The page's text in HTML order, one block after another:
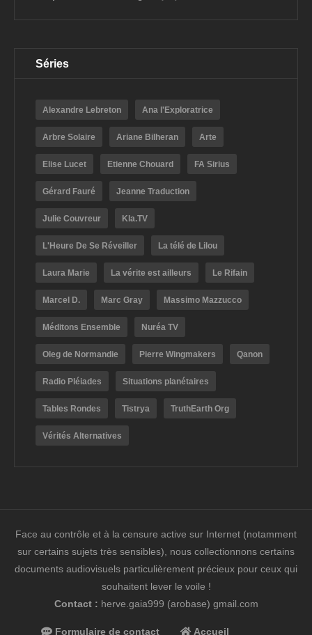
Séries
Alexandre Lebreton Ana l'Exploratrice
Arbre Solaire Ariane Bilheran Arte
Elise Lucet Etienne Chouard FA Sirius
Gérard Fauré Jeanne Traduction
Julie Couvreur Kla.TV
L'Heure De Se Réveiller La télé de Lilou
Laura Marie La vérite est ailleurs Le Rifain
Marcel D. Marc Gray Massimo Mazzucco
Méditons Ensemble Nuréa TV
Oleg de Normandie Pierre Wingmakers Qanon
Radio Pléiades Situations planétaires
Tables Rondes Tistrya TruthEarth Org
Vérités Alternatives
Face au contrôle et à la censure active sur Internet (notamment
sur certains sujets très sensibles), nous collectionnons certains
documents audiovisuels particulièrement précieux pour ceux qui
souhaitent lever le voile !
Contact : herve.gaia999 (arobase) gmail.com
Formulaire de contact Accueil